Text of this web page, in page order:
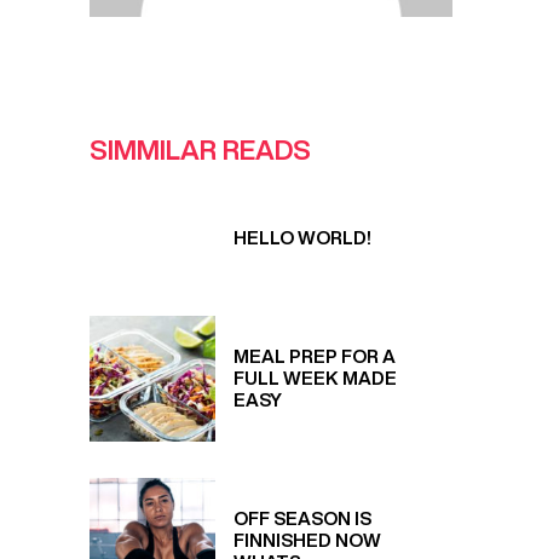
SIMMILAR READS
HELLO WORLD!
MEAL PREP FOR A
FULL WEEK MADE
EASY
OFF SEASON IS
FINNISHED NOW